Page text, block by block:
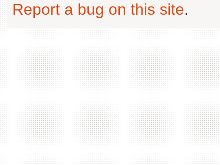
Report a bug on this site.